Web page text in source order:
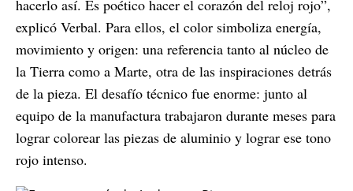
hacerlo así. Es poético hacer el corazón del reloj rojo”,
explicó Verbal. Para ellos, el color simboliza energía,
movimiento y origen: una referencia tanto al núcleo de
la Tierra como a Marte, otra de las inspiraciones detrás
de la pieza. El desafío técnico fue enorme: junto al
equipo de la manufactura trabajaron durante meses para
lograr colorear las piezas de aluminio y lograr ese tono
rojo intenso.